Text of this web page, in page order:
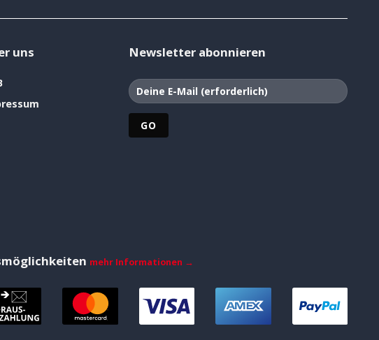
uns Newsletter abonnieren
mehr Informationen →